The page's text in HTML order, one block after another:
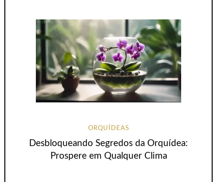
ORQUÍDEAS
Desbloqueando Segredos da Orquídea:
Prospere em Qualquer Clima